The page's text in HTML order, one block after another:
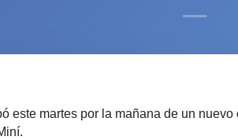
este martes por la mañana de un